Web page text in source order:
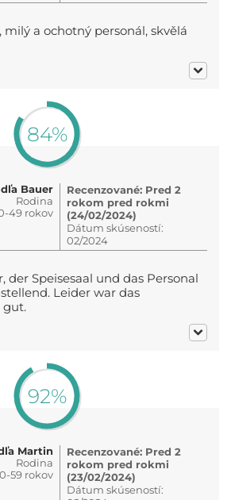
milý a ochotný personál, skvělá
84%
Bauer
Rodina
49 rokov
Recenzované: Pred 2
rokom pred rokmi
(24/02/2024)
Dátum skúseností:
02/2024
der Speisesaal und das Personal
Leider war das
gut.
92%
Martin
Rodina
59 rokov
Recenzované: Pred 2
rokom pred rokmi
(23/02/2024)
Dátum skúseností: